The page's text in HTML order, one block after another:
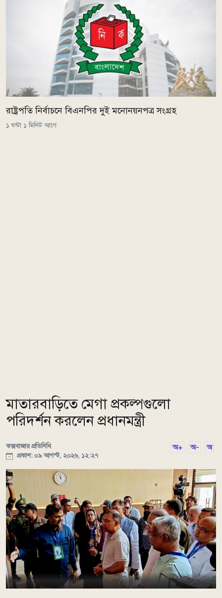
রাষ্ট্রপতি নির্বাচনে বিএনপির দুই মনোনয়নপত্র সংগ্রহ
১ ঘন্টা ১ মিনিট আগে
মাতারবাড়িতে মেগা প্রকল্পগুলো
পরিদর্শন করলেন প্রধানমন্ত্রী
কক্সবাজার প্রতিনিধি
প্রকাশ: ০৯ আগস্ট, ২০২৬, ১২:২৭
অ+ অ- অ